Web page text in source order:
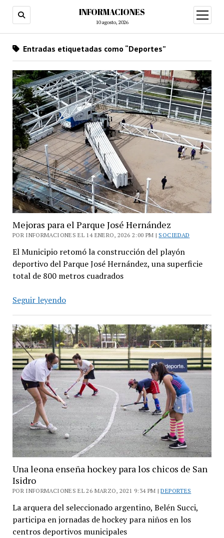
INFORMACIONES
10 agosto, 2026
abrir
menú
Entradas etiquetadas como “Deportes”
Mejoras para el Parque José Hernández
POR INFORMACIONES EL 14 ENERO, 2026 2:00 PM | SOCIEDAD
El Municipio retomó la construcción del playón
deportivo del Parque José Hernández, una superficie
total de 800 metros cuadrados
Seguir leyendoMejoras
el
Parque
José
Hernández
Una leona enseña hockey para los chicos de San
Isidro
POR INFORMACIONES EL 26 MARZO, 2021 9:34 PM |DEPORTES
La arquera del seleccionado argentino, Belén Succi,
participa en jornadas de hockey para niños en los
centros deportivos municipales